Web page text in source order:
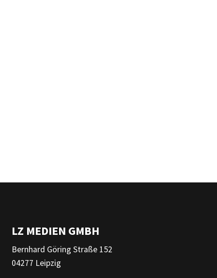
LZ MEDIEN GMBH
Bernhard Göring Straße 152
04277 Leipzig